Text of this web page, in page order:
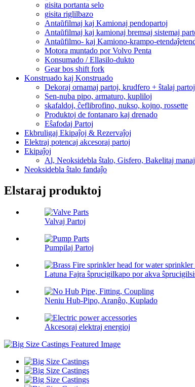
gisita portanta selo
gisita riglilbazo
Antaŭfilmaj kaj Kamionaj pendopartoj
Antaŭfilmaj kaj kamionaj bremsaj sistemaj
Antaŭfilmo- kaj Kamiono-krampo-
Motora muntado por Volvo Penta
Konsumado / Ellasilo-dukto
Gear bos shift fork
Konstruado kaj Konstruado
Dekoraj ornamaj partoj, krudfero + ŝtalaj partoj
Sen-nuba pipo, armaturo, kupliloj
skafaldoj, ĉeflibrofino, nukso, kojno, rossette
Produktoj de fontanaro kaj drenado
Eŝafodaj Partoj
Ekbruligaj Ekipaĵoj & Rezervaĵoj
Elektraj potencaj akcesoraj partoj
Ekipaĵoj
Al, Neoksidebla ŝtalo, Gisfero, Bakelitaj
Neoksidebla ŝtalo fandaĵo
Elstaraj produktoj
Valvaj Partoj
Pumpilaj Partoj
Latuna Fajra ŝprucigilkapo por akva
Neniu Hub-Pipo, Aranĝo, Kuplado
Akcesoraj elektraj energioj